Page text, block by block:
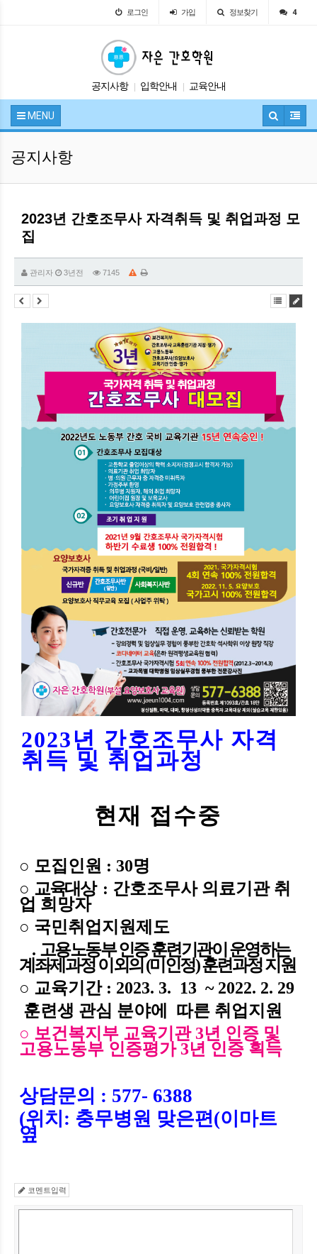
로그인 가입 정보찾기 4
공지사항 입학안내 교육안내
자유게시판
시험정보
MENU
공지사항
2023년 간호조무사 자격취득 및 취업과정 모
집
관리자 3년전 7145
2023년 간호조무사 자격
취득 및 취업과정
현재 접수중
○ 모집인원 : 30명
○ 교육대상 : 간호조무사 의료기관 취
업 희망자
○ 국민취업지원제도
. 고용노동부 인증 훈련기관이 운영하는
계좌제과정 이외의 (미인정) 훈련과정 지원
○ 교육기간 : 2023. 3. 13 ~ 2022. 2. 29
훈련생 관심 분야에
따른 취업지원
○ 보건복지부 교육기관 3년 인증 및
고용노동부 인증평가 3년 인증 획득
상담문의 : 577- 6388
(위치 : 충무병원 맞은편(이마트
옆
코멘트입력